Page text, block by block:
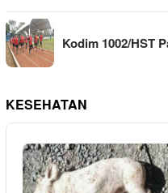
Kodim 1002/HST
KESEHATAN